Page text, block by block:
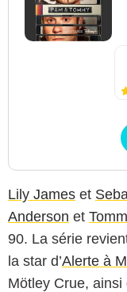
Lily James et
Anderson et
90. La série
la star d’Alerte à
Mötley Crue,